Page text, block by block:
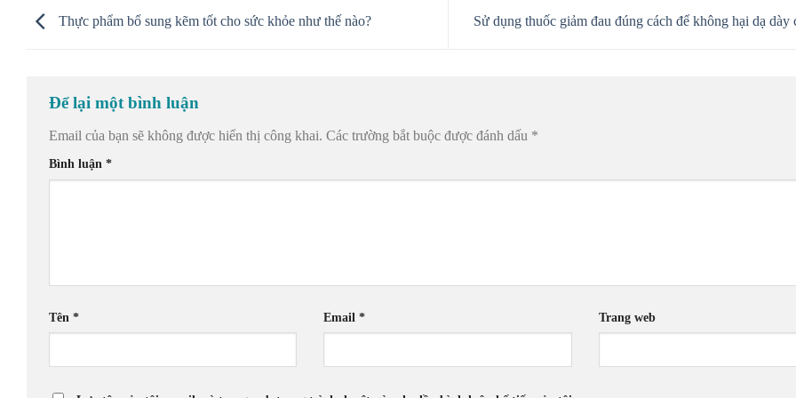
Thực phẩm bổ sung kẽm tốt cho sức khỏe như thế nào? Sử dụng thuốc giảm đau đúng cách để không hại dạ dày
Để lại một bình luận
Email của bạn sẽ không được hiển thị công khai. Các trường bắt buộc được đánh dấu *
Bình luận *
Tên * Email* Trang web